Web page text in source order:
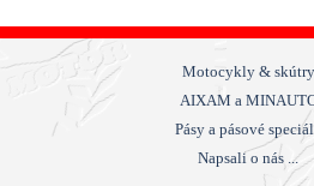
Motocykly & skútry
AIXAM a
Pásy a pásové
Napsali o nás ...